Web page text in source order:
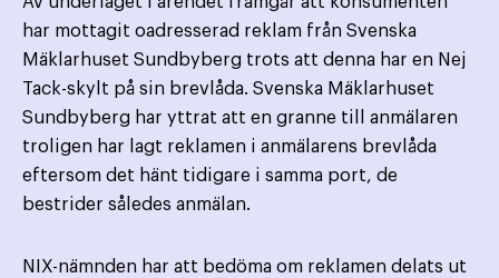
har mottagit oadresserad reklam från Svenska
Mäklarhuset Sundbyberg trots att denna har en Nej
Tack-skylt på sin brevlåda. Svenska Mäklarhuset
Sundbyberg har yttrat att en granne till anmälaren
troligen har lagt reklamen i anmälarens brevlåda
eftersom det hänt tidigare i samma port, de
bestrider således anmälan.
NIX-nämnden har att bedöma om reklamen delats ut